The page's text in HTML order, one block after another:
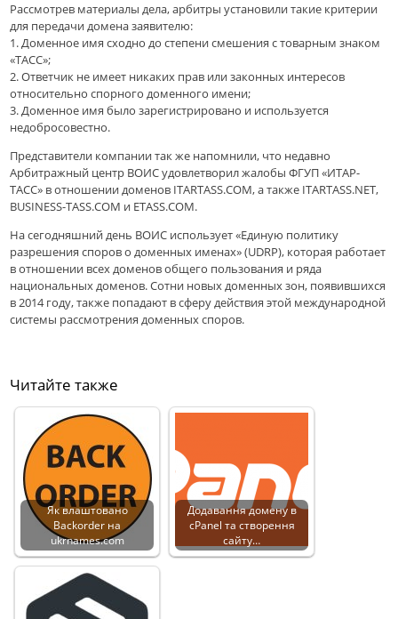
Рассмотрев материалы дела, арбитры установили такие критерии
для передачи домена заявителю:
1. Доменное имя сходно до степени смешения с товарным знаком
«ТАСС»;
2. Ответчик не имеет никаких прав или законных интересов
относительно спорного доменного имени;
3. Доменное имя было зарегистрировано и используется
недобросовестно.
Представители компании так же напомнили, что недавно
Арбитражный центр ВОИС удовлетворил жалобы ФГУП «ИТАР-
ТАСС» в отношении доменов ITARTASS.COM, а также ITARTASS.NET,
BUSINESS-TASS.COM и ETASS.COM.
На сегодняшний день ВОИС использует «Единую политику
разрешения споров о доменных именах» (UDRP), которая работает
в отношении всех доменов общего пользования и ряда
национальных доменов. Сотни новых доменных зон, появившихся
в 2014 году, также попадают в сферу действия этой международной
системы рассмотрения доменных споров.
Читайте также
Як влаштовано
Backorder на
ukrnames.com
Додавання домену в
cPanel та створення
сайту…